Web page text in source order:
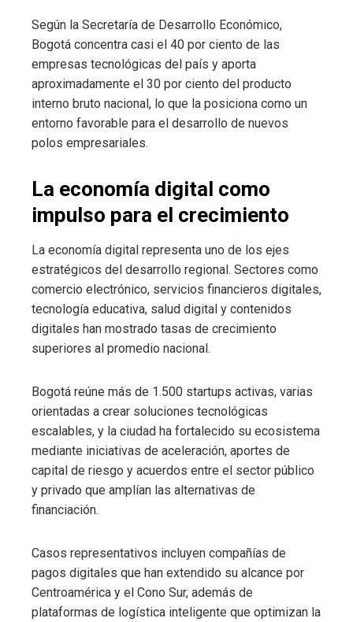
Según la Secretaría de Desarrollo Económico,
Bogotá concentra casi el 40 por ciento de las
empresas tecnológicas del país y aporta
aproximadamente el 30 por ciento del producto
interno bruto nacional, lo que la posiciona como un
entorno favorable para el desarrollo de nuevos
polos empresariales.
La economía digital como
impulso para el crecimiento
La economía digital representa uno de los ejes
estratégicos del desarrollo regional. Sectores como
comercio electrónico, servicios financieros digitales,
tecnología educativa, salud digital y contenidos
digitales han mostrado tasas de crecimiento
superiores al promedio nacional.
Bogotá reúne más de 1.500 startups activas, varias
orientadas a crear soluciones tecnológicas
escalables, y la ciudad ha fortalecido su ecosistema
mediante iniciativas de aceleración, aportes de
capital de riesgo y acuerdos entre el sector público
y privado que amplían las alternativas de
financiación.
Casos representativos incluyen compañías de
pagos digitales que han extendido su alcance por
Centroamérica y el Cono Sur, además de
plataformas de logística inteligente que optimizan la